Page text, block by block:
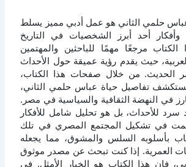
حلمي الثاني هو عمل أدبي مميز يسلط
أحد أبرز الشخصيات في التاريخ
الكتاب مرجعًا مهمًا للباحثين والمهتمين
العربية، حيث يقدم رؤية عميقة حول الأحداث
الحديث. من خلال صفحات هذا الكتاب،
تفاصيل حياة عباس حلمي الثاني،
في النهضة الثقافية والسياسية في مصر.
للأحداث، بل هو تحليل شامل للأفكار
في تشكيل المجتمع المصري في تلك
بأسلوبه السلس والمشوق، مما يجعله
العمرية. إذا كنت تبحث عن مصدر موثوق
فإن هذا الكتاب هو الخيار الأمثل. في